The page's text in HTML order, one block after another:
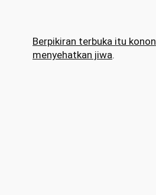
Berpikiran terbuka itu konon
menyehatkan jiwa.